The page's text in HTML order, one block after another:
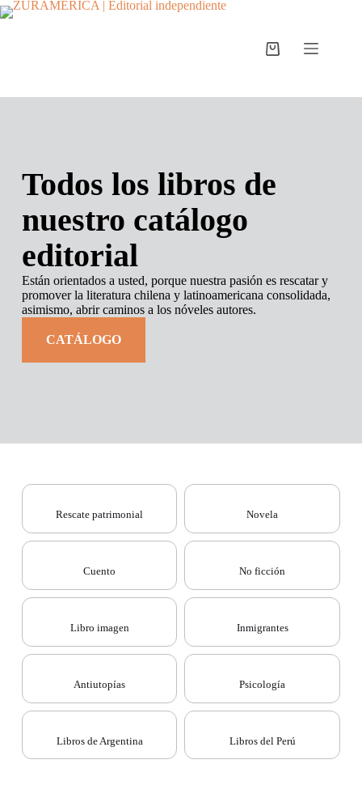
Todos los libros de
nuestro catálogo
editorial
Están orientados a usted, porque nuestra pasión es rescatar y
promover la literatura chilena y latinoamericana consolidada,
asimismo, abrir caminos a los nóveles autores.
CATÁLOGO
Rescate patrimonial Novela
Cuento No ficción
Libro imagen Inmigrantes
Antiutopías Psicología
Libros de Argentina Libros del Perú